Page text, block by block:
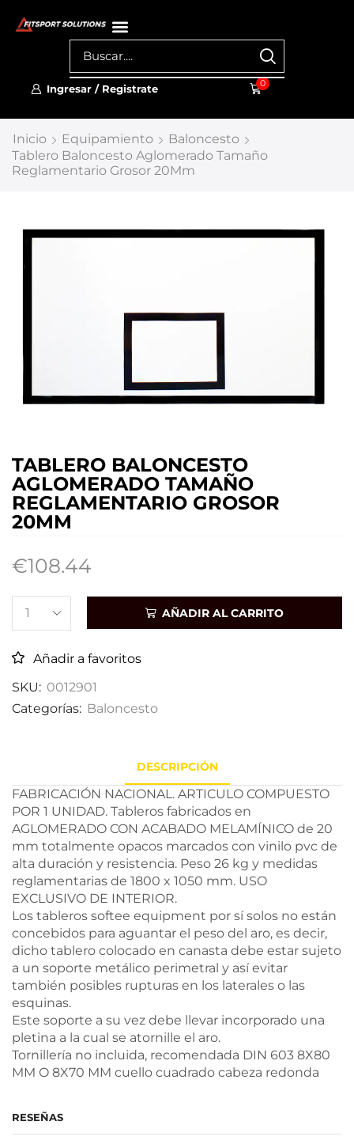
Ingresar / Registrate 0
Inicio Equipamiento
Baloncesto
Tablero Baloncesto Aglomerado Tamaño
Reglamentario Grosor 20Mm
TABLERO BALONCESTO
AGLOMERADO TAMAÑO
REGLAMENTARIO GROSOR
20MM
€108.44
AÑADIR AL CARRITO
Añadir a favoritos
SKU: 0012901
Categorías: Baloncesto
DESCRIPCIÓN
FABRICACIÓN NACIONAL. ARTICULO COMPUESTO
POR 1 UNIDAD. Tableros fabricados en
AGLOMERADO CON ACABADO MELAMÍNICO de 20
mm totalmente opacos marcados con vinilo pvc de
alta duración y resistencia. Peso 26 kg y medidas
reglamentarias de 1800 x 1050 mm. USO
EXCLUSIVO DE INTERIOR.
Los tableros softee equipment por sí solos no están
concebidos para aguantar el peso del aro, es decir,
dicho tablero colocado en canasta debe estar sujeto
a un soporte metálico perimetral y así evitar
también posibles rupturas en los laterales o las
esquinas.
Este soporte a su vez debe llevar incorporado una
pletina a la cual se atornille el aro.
Tornillería no incluida, recomendada DIN 603 8X80
MM O 8X70 MM cuello cuadrado cabeza redonda
RESEÑAS